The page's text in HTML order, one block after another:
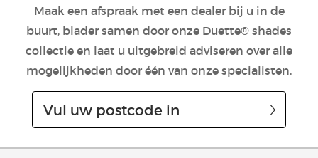
Maak een afspraak met een dealer bij u in de
buurt, blader samen door onze Duette® shades
collectie en laat u uitgebreid adviseren over alle
mogelijkheden door één van onze specialisten.